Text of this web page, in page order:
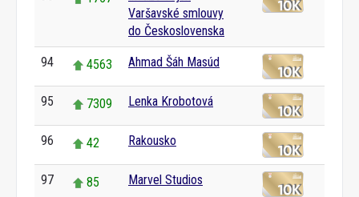
Varšavské smlouvy
do Československa
94 4563 Ahmad Šáh Masúd
95 7309 Lenka Krobotová
96 42 Rakousko
97 85 Marvel Studios